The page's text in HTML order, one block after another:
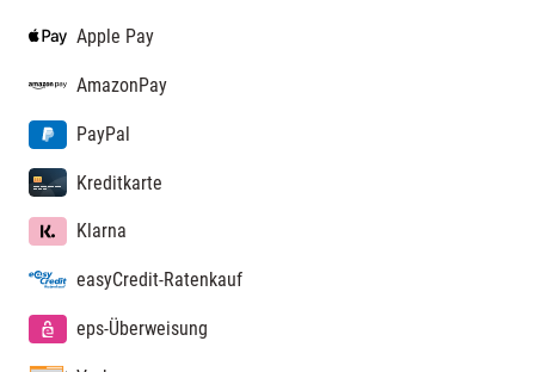
Apple Pay
AmazonPay
PayPal
Kreditkarte
Klarna
easyCredit-Ratenkauf
eps-Überweisung